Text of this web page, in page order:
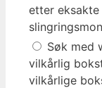
etter
Søk med
vilkårlig
vilkårlige